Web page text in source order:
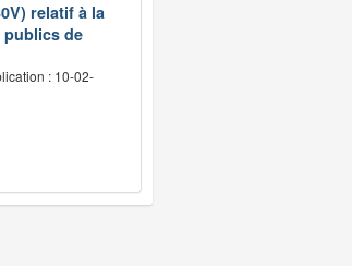
relatif à la
publics de
: 10-02-